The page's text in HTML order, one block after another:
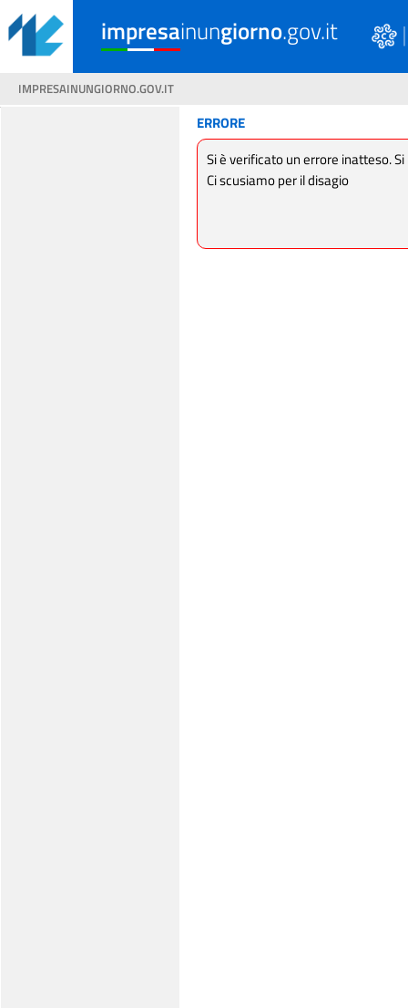
impresainungiorno.gov.it
IMPRESAINUNGIORNO.GOV.IT
ERRORE
Si è verificato un errore inatteso.
Ci scusiamo per il disagio